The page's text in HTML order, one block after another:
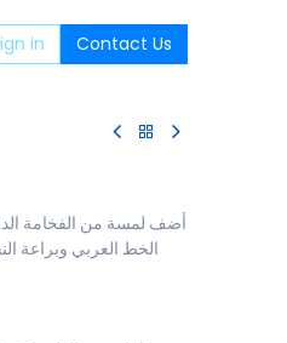
in Contact Us
أضف لمسة من الفخامة
الخط العربي وبراعة